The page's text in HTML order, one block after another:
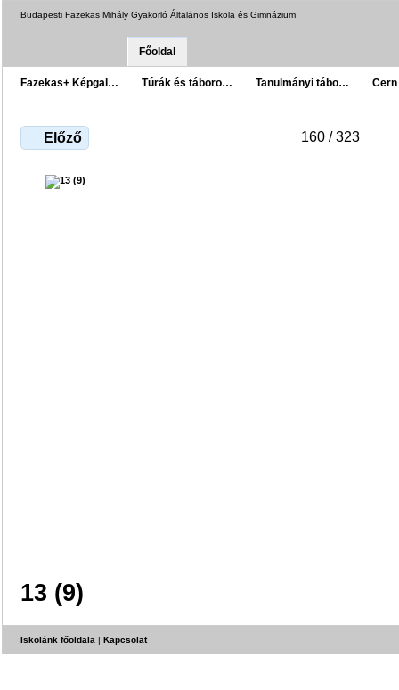
Budapesti Fazekas Mihály Gyakorló Általános Iskola és Gimnázium
Főoldal
Fazekas+ Képgal… Túrák és táboro… Tanulmányi tábo… Cern
Előző 160 / 323
13 (9)
Iskolánk főoldala | Kapcsolat